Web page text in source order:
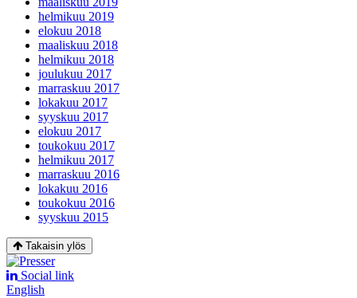
helmikuu 2019
elokuu 2018
maaliskuu 2018
helmikuu 2018
joulukuu 2017
marraskuu 2017
lokakuu 2017
syyskuu 2017
elokuu 2017
toukokuu 2017
helmikuu 2017
marraskuu 2016
lokakuu 2016
toukokuu 2016
syyskuu 2015
Takaisin ylös
Social link
English